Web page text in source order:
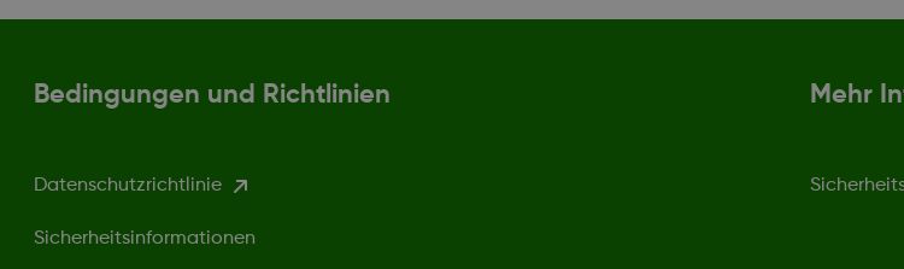
Bedingungen und Richtlinien
Datenschutzrichtlinie
Sicherheitsinformationen
Mehr